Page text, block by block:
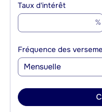
Taux d'intérêt
%
Fréquence des
Mensuelle